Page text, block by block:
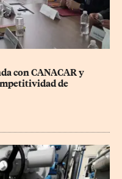
con CANACAR y
de